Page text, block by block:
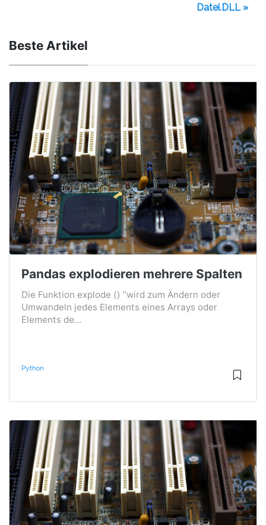
Datei.DLL »
Beste Artikel
Pandas explodieren mehrere Spalten
Die Funktion explode () ”wird zum Ändern oder
Umwandeln jedes Elements eines Arrays oder
Elements de...
Python